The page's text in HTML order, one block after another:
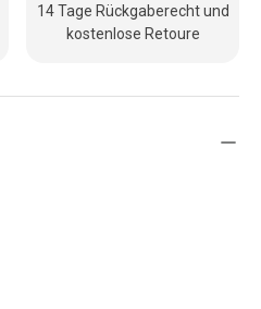
14 Tage Rückgaberecht und
kostenlose Retoure